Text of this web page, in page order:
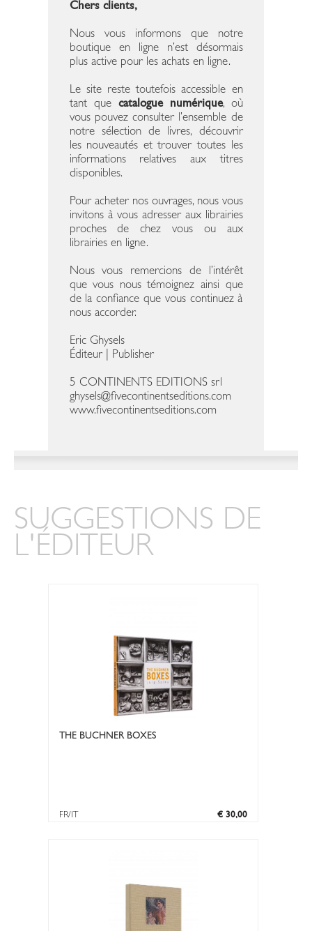
Chers clients,
Nous vous informons que notre
boutique en ligne n’est désormais
plus active pour les achats en ligne.
Le site reste toutefois accessible en
tant que catalogue numérique, où
vous pouvez consulter l’ensemble de
notre sélection de livres, découvrir
les nouveautés et trouver toutes les
informations relatives aux titres
disponibles.
Pour acheter nos ouvrages, nous vous
invitons à vous adresser aux librairies
proches de chez vous ou aux
librairies en ligne.
Nous vous remercions de l’intérêt
que vous nous témoignez ainsi que
de la confiance que vous continuez à
nous accorder.
Eric Ghysels
Éditeur | Publisher
5 CONTINENTS EDITIONS srl
ghysels@fivecontinentseditions.com
www.fivecontinentseditions.com
SUGGESTIONS DE
L'ÉDITEUR
THE BUCHNER BOXES
€ 30,00
FR/IT